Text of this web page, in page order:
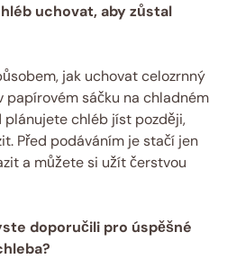
uchovat, aby zůstal
jak uchovat celozrnný
papírovém sáčku na chladném
plánujete chléb jíst později,
Před podáváním je stačí jen
a můžete si užít čerstvou
doporučili pro úspěšné